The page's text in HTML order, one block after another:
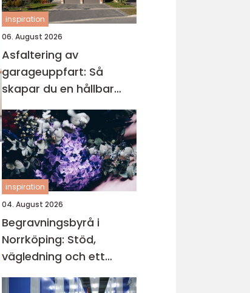
inspiration
06. August 2026
Asfaltering av
garageuppfart: Så
skapar du en hållbar
och snygg infart
inspiration
04. August 2026
Begravningsbyrå i
Norrköping: Stöd,
vägledning och ett
värdigt avsked